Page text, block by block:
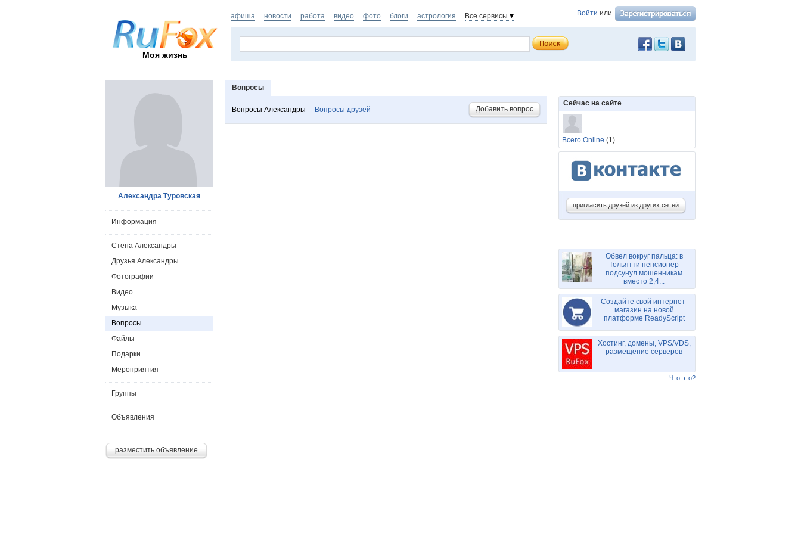
Моя жизнь
Войти или
афиша новости работа видео фото блоги астрология Все сервисы
Вопросы
Вопросы Александры Вопросы друзей Добавить вопрос
Александра Туровская
Информация
Стена Александры
Друзья Александры
Фотографии
Видео
Музыка
Вопросы
Файлы
Подарки
Мероприятия
Группы
Объявления
разместить объявление
Сейчас на сайте
Всего Online (1)
пригласить друзей из других сетей
Обвел вокруг пальца: в
Тольятти пенсионер
подсунул мошенникам
вместо 2,4...
Создайте свой интернет-
магазин на новой
платформе ReadyScript
Хостинг, домены, VPS/VDS,
размещение серверов
Что это?